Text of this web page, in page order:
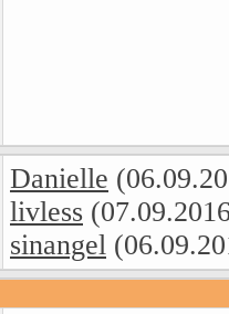
Danielle
livless
sinangel